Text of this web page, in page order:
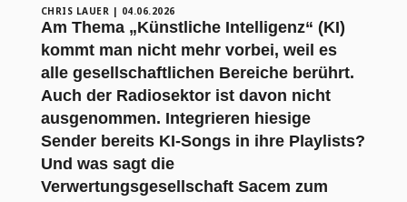
CHRIS LAUER | 04.06.2026
Am Thema „Künstliche Intelligenz“ (KI)
kommt man nicht mehr vorbei, weil es
alle gesellschaftlichen Bereiche berührt.
Auch der Radiosektor ist davon nicht
ausgenommen. Integrieren hiesige
Sender bereits KI-Songs in ihre Playlists?
Und was sagt die
Verwertungsgesellschaft Sacem zum